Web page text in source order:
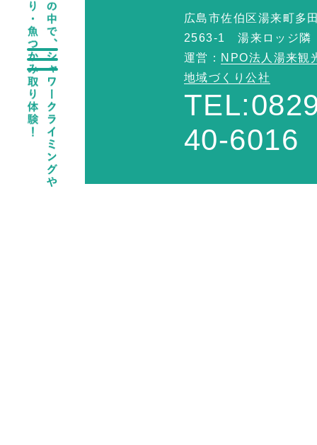
広島市佐伯区湯来町多
2563-1 湯来ロッジ隣
運営： NPO法人湯来観
地域づくり公社
40-6016